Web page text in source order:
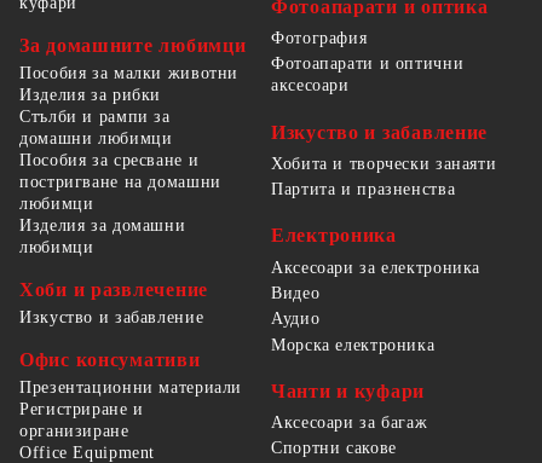
За домашните любимци
Пособия за малки животни
Изделия за рибки
Стълби и рампи за
домашни любимци
Пособия за сресване и
постригване на домашни
любимци
Изделия за домашни
любимци
Хоби и развлечение
Изкуство и забавление
Офис консумативи
Презентационни материали
Регистриране и
организиране
Office Equipment
Фотоапарати и оптика
Фотография
Фотоапарати и оптични
аксесоари
Изкуство и забавление
Хобита и творчески занаяти
Партита и празненства
Електроника
Аксесоари за електроника
Видео
Аудио
Морска електроника
Чанти и куфари
Аксесоари за багаж
Спортни сакове